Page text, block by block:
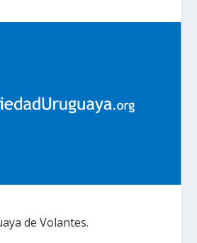
de Volantes.